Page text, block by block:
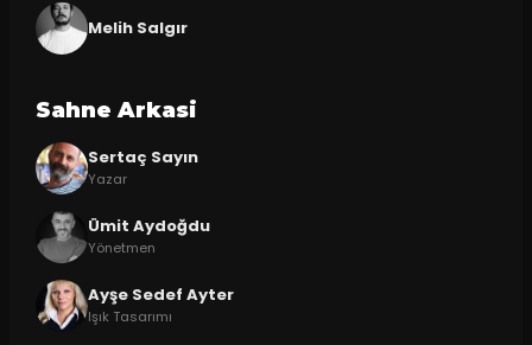
Melih Salgır
Sahne Arkasi
Sertaç Sayın
Yazar
Ümit Aydoğdu
Yönetmen
Ayşe Sedef Ayter
Işık Tasarımı